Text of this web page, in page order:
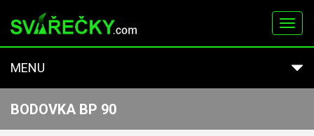
MENU
BODOVKA BP 90